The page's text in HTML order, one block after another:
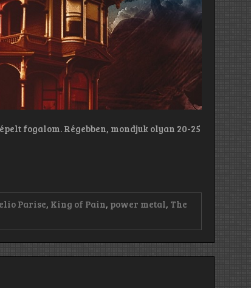
fogalom. Régebben, mondjuk olyan 20-25
Parise, King of Pain, power metal, The